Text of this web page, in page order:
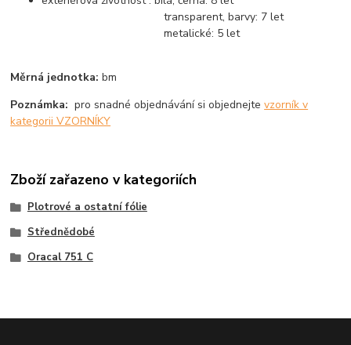
transparent, barvy: 7 let
metalické: 5 let
Měrná jednotka: bm
Poznámka: pro snadné objednávání si objednejtevzorník v
kategorii VZORNÍKY
Zboží zařazeno v kategoriích
Plotrové a ostatní fólie
Střednědobé
Oracal 751 C